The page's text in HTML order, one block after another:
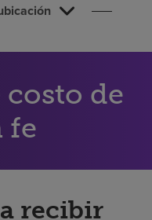
de
fe
recibir